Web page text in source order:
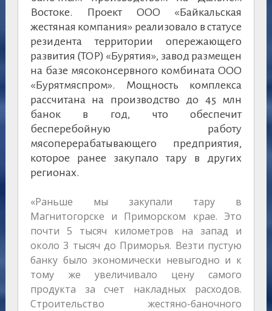
Востоке. Проект ООО «Байкальская
жестяная компания» реализовало в статусе
резидента территории опережающего
развития (ТОР) «Бурятия», завод размещен
на базе мясоконсервного комбината ООО
«Бурятмяспром». Мощность комплекса
рассчитана на производство до 45 млн
банок в год, что обеспечит
бесперебойную работу
мясоперерабатывающего предприятия,
которое ранее закупало тару в других
регионах.
«Раньше мы закупали тару в
Магнитогорске и Приморском крае. Это
почти 5 тысяч километров на запад и
около 3 тысяч до Приморья. Везти пустую
банку было экономически невыгодно и к
тому же увеличивало цену самого
продукта за счет накладных расходов.
Строительство жестяно-баночного